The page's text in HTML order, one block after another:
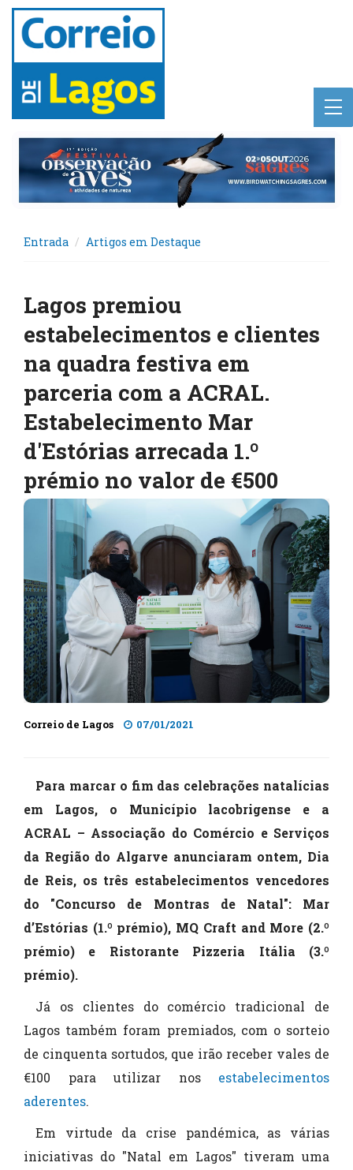
Entrada Artigos em Destaque
Lagos premiou
estabelecimentos e clientes
na quadra festiva em
parceria com a ACRAL.
Estabelecimento Mar
d'Estórias arrecada 1.º
prémio no valor de €500
Correio de Lagos 07/01/2021
Para marcar o fim das celebrações natalícias
em Lagos, o Município lacobrigense e a
ACRAL – Associação do Comércio e Serviços
da Região do Algarve anunciaram ontem, Dia
de Reis, os três estabelecimentos vencedores
do "Concurso de Montras de Natal": Mar
d’Estórias (1.º prémio), MQ Craft and More (2.º
prémio) e Ristorante Pizzeria Itália (3.º
prémio).
Já os clientes do comércio tradicional de
Lagos também foram premiados, com o sorteio
de cinquenta sortudos, que irão receber vales de
€100 para utilizar nos estabelecimentos
aderentes.
Em virtude da crise pandémica, as várias
iniciativas do "Natal em Lagos" tiveram uma